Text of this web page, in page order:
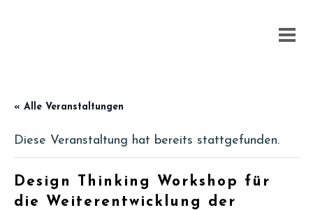
« Alle Veranstaltungen
Diese Veranstaltung hat bereits stattgefunden.
Design Thinking Workshop für
die Weiterentwicklung der